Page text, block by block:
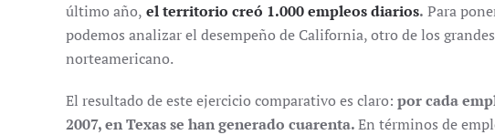
último año, el territorio creó 1.000 empleos diarios. Para
podemos analizar el desempeño de California, otro de los
norteamericano.
El resultado de este ejercicio comparativo es claro: por cada
2007, en Texas se han generado cuarenta.En términos de